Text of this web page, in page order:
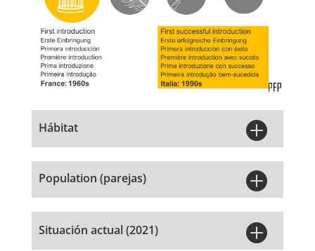
Hábitat 
Population (parejas) 
Situación actual (2021) 